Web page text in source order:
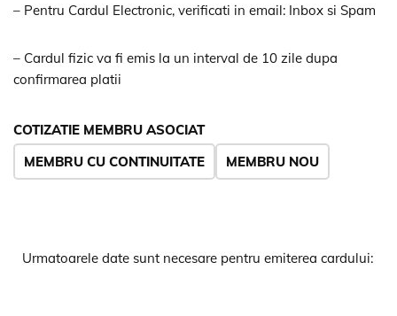
– Pentru Cardul Electronic, verificati in email: Inbox si Spam
– Cardul fizic va fi emis la un interval de 10 zile dupa
confirmarea platii
COTIZATIE MEMBRU ASOCIAT
MEMBRU CU CONTINUITATE
MEMBRU NOU
Urmatoarele date sunt necesare pentru emiterea cardului: